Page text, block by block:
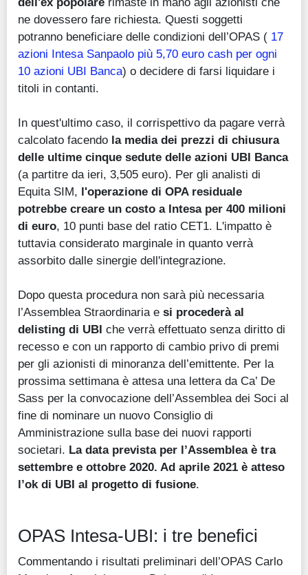
ne dovessero fare richiesta. Questi soggetti
potranno beneficiare delle condizioni dell’OPAS ( 17
azioni Intesa Sanpaolo più 5,70 euro cash per ogni
10 azioni UBI Banca) o decidere di farsi liquidare i
titoli in contanti.
In quest'ultimo caso, il corrispettivo da pagare verrà
calcolato facendo la media dei prezzi di chiusura
delle ultime cinque sedute delle azioni UBI Banca
(a partitre da ieri, 3,505 euro). Per gli analisti di
Equita SIM, l'operazione di OPA residuale
potrebbe creare un costo a Intesa per 400 milioni
di euro, 10 punti base del ratio CET1. L'impatto è
tuttavia considerato marginale in quanto verrà
assorbito dalle sinergie dell'integrazione.
Dopo questa procedura non sarà più necessaria
l’Assemblea Straordinaria e si procederà al
delisting di UBI che verrà effettuato senza diritto di
recesso e con un rapporto di cambio privo di premi
per gli azionisti di minoranza dell’emittente. Per la
prossima settimana è attesa una lettera da Ca’ De
Sass per la convocazione dell’Assemblea dei Soci al
fine di nominare un nuovo Consiglio di
Amministrazione sulla base dei nuovi rapporti
societari. La data prevista per l’Assemblea è tra
settembre e ottobre 2020. Ad aprile 2021 è atteso
l’ok di UBI al progetto di fusione.
OPAS Intesa-UBI: i tre benefici
Commentando i risultati preliminari dell’OPAS Carlo